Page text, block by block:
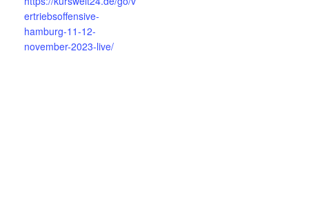
ertriebsoffensive-
hamburg-11-12-
november-2023-live/